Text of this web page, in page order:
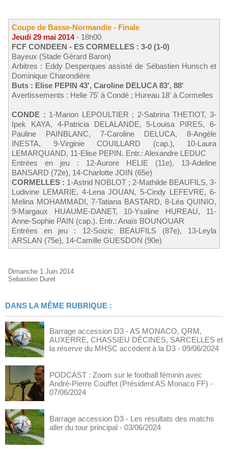
Coupe de Basse-Normandie - Finale
Jeudi 29 mai 2014- 18h00
FCF CONDEEN - ES CORMELLES : 3-0 (1-0)
Bayeux (Stade Gérard Baron)
Arbitres : Eddy Desperques assisté de Sébastien Hunsch et
Dominique Charondière
Buts : Elise PEPIN 43', Caroline DELUCA 83', 88'
Avertissements : Helie 75' à Condé ; Hureau 18' à Cormelles
CONDE : 1-Marion LEPOULTIER ; 2-Sabrina THETIOT, 3-
Ipek KAYA, 4-Patricia DELALANDE, 5-Louisa PIRES, 6-
Pauline PAINBLANC, 7-Caroline DELUCA, 8-Angèle
INESTA, 9-Virginie COUILLARD (cap.), 10-Laura
LEMARQUAND, 11-Elise PEPIN. Entr.: Alexandre LEDUC
Entrées en jeu : 12-Aurore HELIE (11e), 13-Adeline
BANSARD (72e), 14-Charlotte JOIN (65e)
CORMELLES : 1-Astrid NOBLOT ; 2-Mathilde BEAUFILS, 3-
Ludivine LEMARIE, 4-Lena JOUAN, 5-Cindy LEFEVRE, 6-
Melina MOHAMMADI, 7-Tatiana BASTARD, 8-Léa QUINIO,
9-Margaux HUAUME-DANET, 10-Ysaline HUREAU, 11-
Anne-Sophie PAIN (cap.). Entr.: Anaïs BOUNOUAR
Entrées en jeu : 12-Soizic BEAUFILS (87e), 13-Leyla
ARSLAN (75e), 14-Camille GUESDON (90e)
Dimanche 1 Juin 2014
Sebastien Duret
DANS LA MÊME RUBRIQUE :
Barrage accession D3 - AS MONACO, QRM,
AUXERRE, CHASSIEU DÉCINES, SARCELLES et
la réserve du MHSC accèdent à la D3 - 09/06/2024
PODCAST : Zoom sur le football féminin avec
André-Pierre Couffet (Président AS Monaco FF) -
07/06/2024
Barrage accession D3 - Les résultats des matchs
aller du tour principal - 03/06/2024